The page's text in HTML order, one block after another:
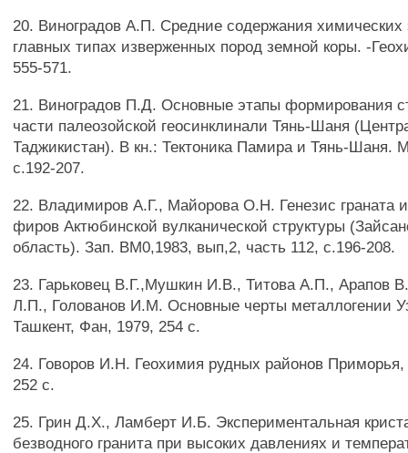
20. Виноградов А.П. Средние содержания химических
главных типах изверженных пород земной коры. -
555-571.
21. Виноградов П.Д. Основные этапы формирования
части палеозойской геосинклинали Тянь-Шаня
Таджикистан). В кн.: Тектоника Памира и Тянь-Шаня.
с.192-207.
22. Владимиров А.Г., Майорова О.Н. Генезис граната
фиров Актюбинской вулканической структуры
область). Зап. ВМ0,1983, вып,2, часть 112, с.196-208.
23. Гарьковец В.Г.,Мушкин И.В., Титова А.П., Арапов
Л.П., Голованов И.М. Основные черты металлогении
Ташкент, Фан, 1979, 254 с.
24. Говоров И.Н. Геохимия рудных районов
252 с.
25. Грин Д.Х., Ламберт И.Б. Экспериментальная
безводного гранита при высоких давлениях и